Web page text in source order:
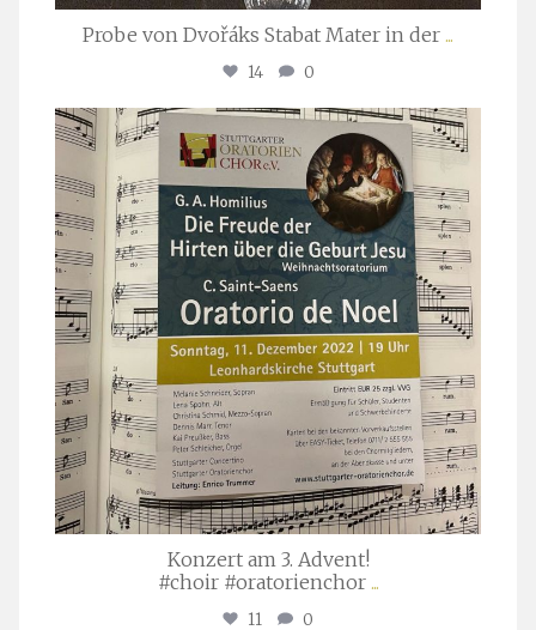
Probe von Dvořáks Stabat Mater in der ...
14 0
stuttgarter_oratorienchor
Nov. 29
Konzert am 3. Advent!
#choir #oratorienchor ...
11 0